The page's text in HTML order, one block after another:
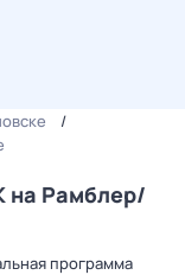
на Рамблер/
программа